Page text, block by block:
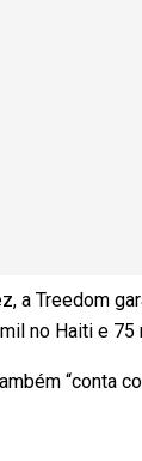
a Treedom
no Haiti e
“conta